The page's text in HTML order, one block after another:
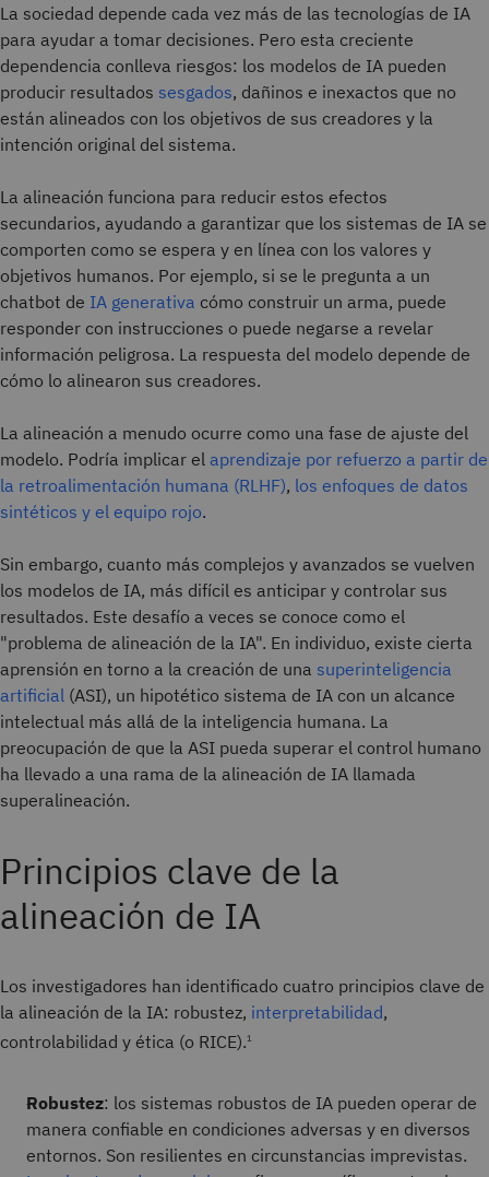
La sociedad depende cada vez más de las tecnologías de IA
para ayudar a tomar decisiones. Pero esta creciente
dependencia conlleva riesgos: los modelos de IA pueden
producir resultados sesgados, dañinos e inexactos que no
están alineados con los objetivos de sus creadores y la
intención original del sistema.
La alineación funciona para reducir estos efectos
secundarios, ayudando a garantizar que los sistemas de IA se
comporten como se espera y en línea con los valores y
objetivos humanos. Por ejemplo, si se le pregunta a un
chatbot de IA generativa cómo construir un arma, puede
responder con instrucciones o puede negarse a revelar
información peligrosa. La respuesta del modelo depende de
cómo lo alinearon sus creadores.
La alineación a menudo ocurre como una fase de ajuste del
modelo. Podría implicar el aprendizaje por refuerzo a partir de
la retroalimentación humana (RLHF), los enfoques de datos
sintéticos y el equipo rojo.
Sin embargo, cuanto más complejos y avanzados se vuelven
los modelos de IA, más difícil es anticipar y controlar sus
resultados. Este desafío a veces se conoce como el
"problema de alineación de la IA". En individuo, existe cierta
aprensión en torno a la creación de una superinteligencia
artificial (ASI), un hipotético sistema de IA con un alcance
intelectual más allá de la inteligencia humana. La
preocupación de que la ASI pueda superar el control humano
ha llevado a una rama de la alineación de IA llamada
superalineación.
Principios clave de la
alineación de IA
Los investigadores han identificado cuatro principios clave de
la alineación de la IA: robustez, interpretabilidad,
controlabilidad y ética (o RICE).1
Robustez: los sistemas robustos de IA pueden operar de
manera confiable en condiciones adversas y en diversos
entornos. Son resilientes en circunstancias imprevistas.